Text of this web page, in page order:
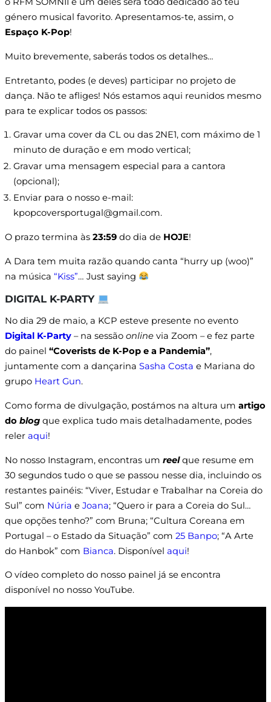
género musical favorito. Apresentamos-te, assim, o
Espaço K-Pop!
Muito brevemente, saberás todos os detalhes…
Entretanto, podes (e deves) participar no projeto de
dança. Não te afliges! Nós estamos aqui reunidos mesmo
para te explicar todos os passos:
Gravar uma cover da CL ou das 2NE1, com máximo de 1
minuto de duração e em modo vertical;
Gravar uma mensagem especial para a cantora
(opcional);
Enviar para o nosso e-mail:
kpopcoversportugal@gmail.com.
O prazo termina às 23:59 do dia de HOJE!
A Dara tem muita razão quando canta “hurry up (woo)”
na música “Kiss”… Just saying
DIGITAL K-PARTY
No dia 29 de maio, a KCP esteve presente no evento
Digital K-Party – na sessão online via Zoom – e fez parte
do painel “Coverists de K-Pop e a Pandemia”,
juntamente com a dançarina Sasha Costa e Mariana do
grupo Heart Gun.
Como forma de divulgação, postámos na altura um artigo
do blog que explica tudo mais detalhadamente, podes
reler aqui!
No nosso Instagram, encontras um reelque resume em
30 segundos tudo o que se passou nesse dia, incluindo os
restantes painéis: “Viver, Estudar e Trabalhar na Coreia do
Sul” com Núria e Joana; “Quero ir para a Coreia do Sul…
que opções tenho?” com Bruna; “Cultura Coreana em
Portugal – o Estado da Situação” com 25 Banpo; “A Arte
do Hanbok” com Bianca. Disponível aqui!
O vídeo completo do nosso painel já se encontra
disponível no nosso YouTube.